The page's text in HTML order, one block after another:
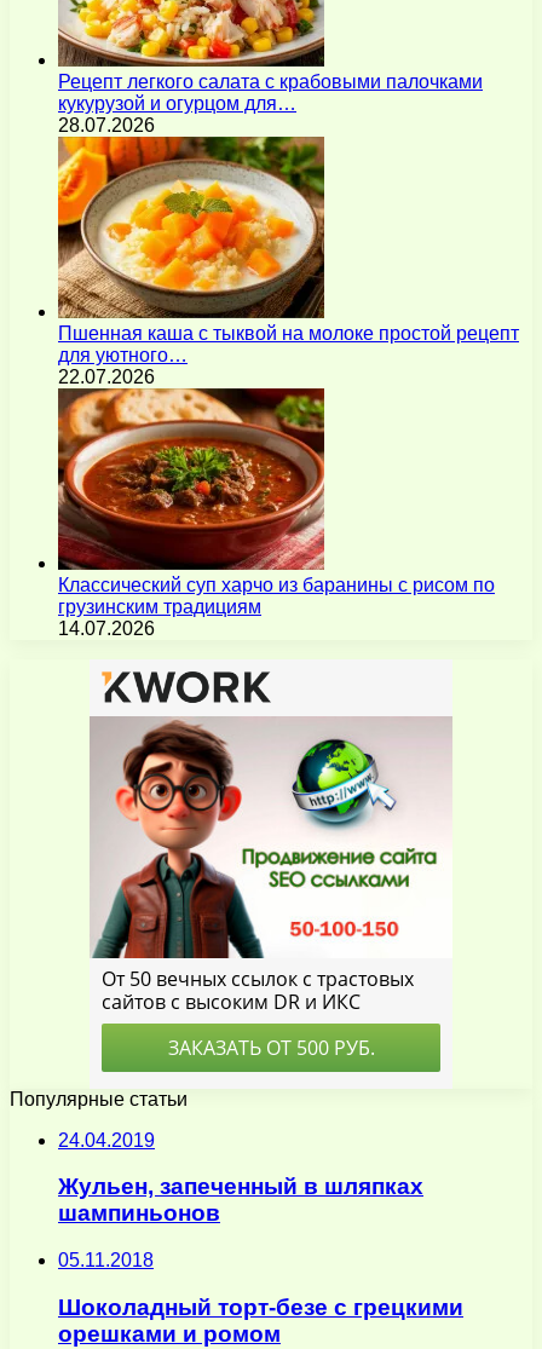
Рецепт легкого салата с крабовыми палочками
кукурузой и огурцом для…
28.07.2026
Пшенная каша с тыквой на молоке простой рецепт
для уютного…
22.07.2026
Классический суп харчо из баранины с рисом по
грузинским традициям
14.07.2026
Популярные статьи
24.04.2019
Жульен, запеченный в шляпках
шампиньонов
05.11.2018
Шоколадный торт-безе с грецкими
орешками и ромом